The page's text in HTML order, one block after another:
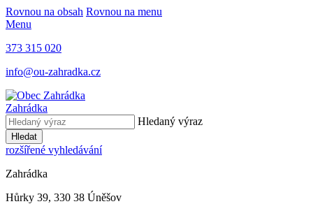
Rovnou na obsah Rovnou na menu
Menu
373 315 020
info@ou-zahradka.cz
Zahrádka
Hledaný výraz
Hledat
rozšířené vyhledávání
Zahrádka
Hůrky 39, 330 38 Úněšov